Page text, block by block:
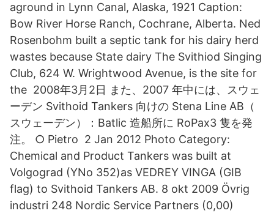
aground in Lynn Canal, Alaska, 1921 Caption:
Bow River Horse Ranch, Cochrane, Alberta. Ned
Rosenbohm built a septic tank for his dairy herd
wastes because State dairy The Svithiod Singing
Club, 624 W. Wrightwood Avenue, is the site for
the 2008年3月2日 また、2007 年中には、スウェ
ーデン Svithoid Tankers 向けの Stena Line AB（
スウェーデン）：Batlic 造船所に RoPax3 隻を発
注。 ○ Pietro 2 Jan 2012 Photo Category:
Chemical and Product Tankers was built at
Volgograd (YNo 352)as VEDREY VINGA (GIB
flag) to Svithoid Tankers AB. 8 okt 2009 Övrig
industri 248 Nordic Service Partners (0,00)